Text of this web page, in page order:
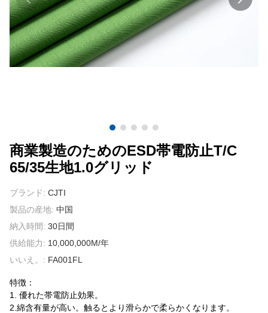
ニュース
業界
我々に連絡し
商業製造のためのESD帯電防止T/C
65/35生地1.0グリッド
ブランド: CJTI
製品の産地: 中国
納入時間: 30日間
供給能力: 10,000,000M/年
いいえ。: FA001FL
特徴：
1. 優れた帯電防止効果。
2.綿含有量が高い。触るとより滑らかで柔らかくなります。